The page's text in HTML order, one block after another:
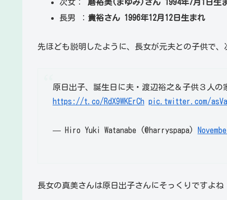
次女： 磨裕美(まゆみ)さん 1994年7月1日生
長男 ： 貴裕さん 1996年12月12日生まれ
先ほども説明したように、長女が元夫との子供で
原日出子、誕生日に夫・渡辺裕之＆子供３人
https://t.co/RdX9WKErCh pic.twitter.com/
— Hiro Yuki Watanabe (@harryspapa)
長女の真美さんは原日出子さんにそっくりですよね